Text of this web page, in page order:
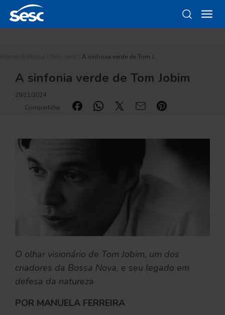
A sinfonia verde de Tom J…
A sinfonia verde de Tom Jobim
29/11/2024
Compartilhe:
O olhar visionário de Tom Jobim, um dos
criadores da Bossa Nova, e seu legado em
defesa da natureza
POR MANUELA FERREIRA